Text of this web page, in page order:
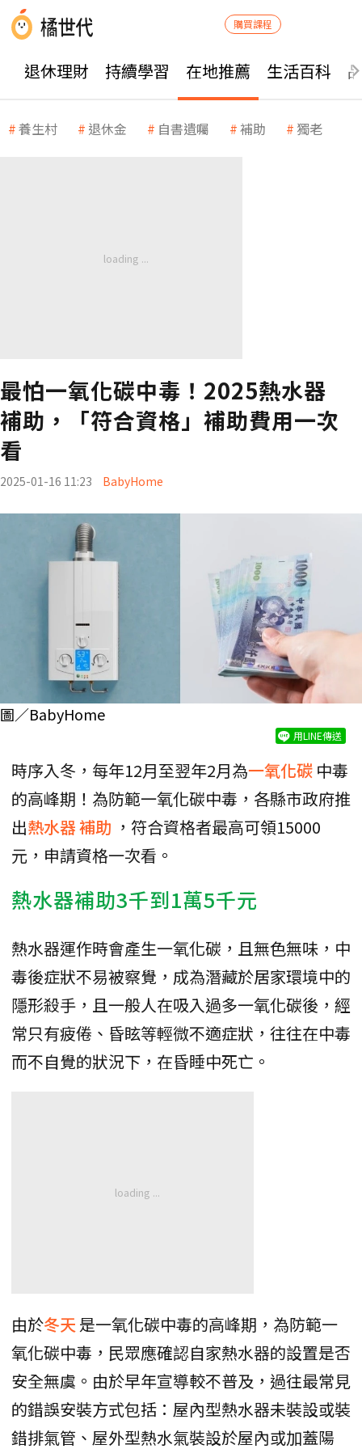
購買課程
退休理財 持續學習 在地推薦 生活百科
養生村 退休金 自書遺囑 補助 獨老
最怕一氧化碳中毒！2025熱水器
補助，「符合資格」補助費用一次
看
2025-01-16 11:23 BabyHome
圖／BabyHome
用LINE傳送
時序入冬，每年12月至翌年2月為一氧化碳 中毒
的高峰期！為防範一氧化碳中毒，各縣市政府推
出熱水器補助 ，符合資格者最高可領15000
元，申請資格一次看。
熱水器補助3千到1萬5千元
熱水器運作時會產生一氧化碳，且無色無味，中
毒後症狀不易被察覺，成為潛藏於居家環境中的
隱形殺手，且一般人在吸入過多一氧化碳後，經
常只有疲倦、昏眩等輕微不適症狀，往往在中毒
而不自覺的狀況下，在昏睡中死亡。
由於冬天 是一氧化碳中毒的高峰期，為防範一
氧化碳中毒，民眾應確認自家熱水器的設置是否
安全無虞。由於早年宣導較不普及，過往最常見
的錯誤安裝方式包括：屋內型熱水器未裝設或裝
錯排氣管、屋外型熱水氣裝設於屋內或加蓋陽